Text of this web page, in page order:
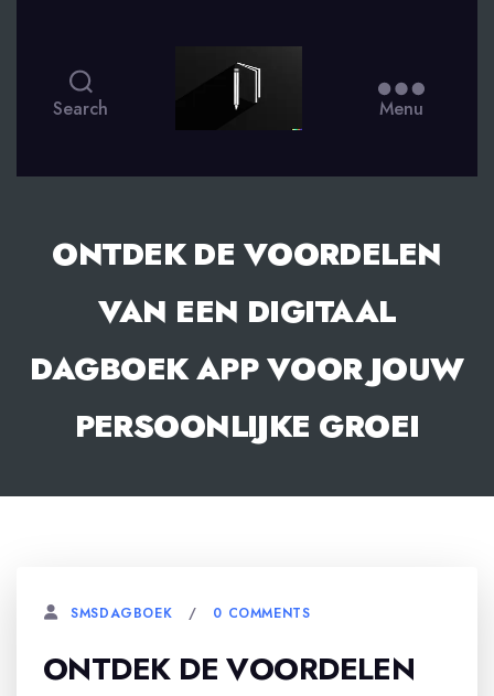
Search Menu
ONTDEK DE VOORDELEN
VAN EEN DIGITAAL
DAGBOEK APP VOOR JOUW
PERSOONLIJKE GROEI
SMSDAGBOEK 0 COMMENTS
ONTDEK DE VOORDELEN